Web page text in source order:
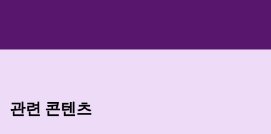
6. 볼커트, 도로시 외. 치매에서의 영양 및 수분 관리
7. 고메즈, 가브리엘 외. “ 지역사회에 사는 노인을 위
관련 콘텐츠